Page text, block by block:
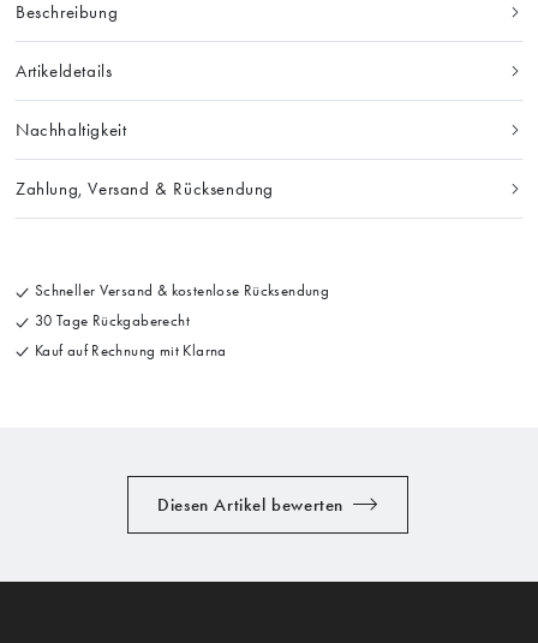
Beschreibung
Artikeldetails
Nachhaltigkeit
Zahlung, Versand & Rücksendung
Schneller Versand & kostenlose Rücksendung
30 Tage Rückgaberecht
Kauf auf Rechnung mit Klarna
Diesen Artikel bewerten